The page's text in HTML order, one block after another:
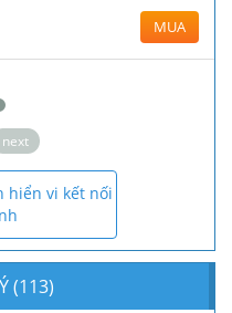
MUA
next
hiển vi kết nối
(113)